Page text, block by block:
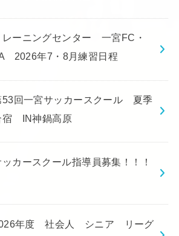
レーニングセンター 一宮FC・
2026年7・8月練習日程
53回一宮サッカースクール 夏季
宿 IN神鍋高原
ッカースクール指導員募集！！！
年度 社会人 シニア リーグ